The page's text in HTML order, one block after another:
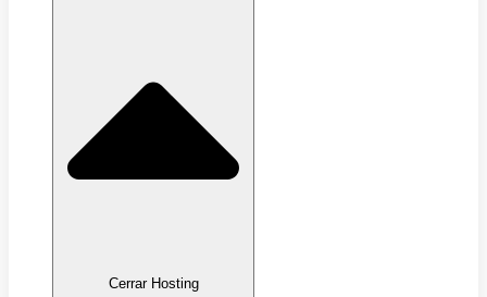
Cerrar Hosting